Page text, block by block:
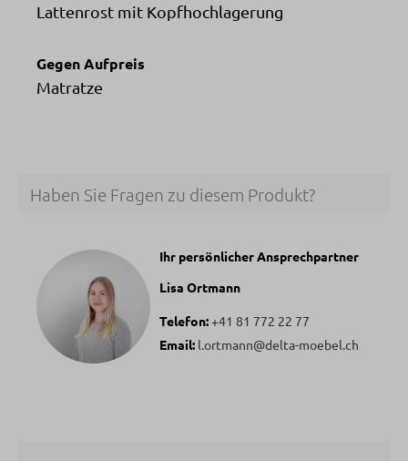
Lattenrost mit Kopfhochlagerung
Gegen Aufpreis
Matratze
Haben Sie Fragen zu diesem Produkt?
Ihr persönlicher Ansprechpartner
Lisa Ortmann
Telefon:+41 81 772 22 77
Email: l.ortmann@delta-moebel.ch